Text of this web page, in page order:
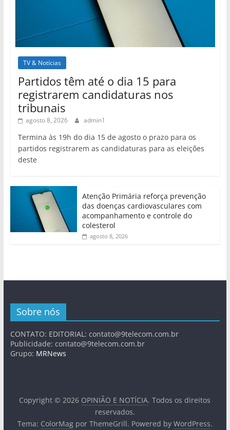
TV & Notícias
Partidos têm até o dia 15 para
registrarem candidaturas nos
tribunais
agosto 8, 2026 admin1
Termina às 19h do dia 15 de agosto o prazo para os
partidos registrarem as candidaturas para as eleições
deste
Atenção Primária reforça prevenção
das doenças cardiovasculares com
acompanhamento e controle do
colesterol
agosto 8, 2026
Sobre nós
CONTATO: EDITORIAL: contato@9telecom.com.br
Publicidade: contato@9telecom.com.br
Grupo: MRNews
Copyright © 2026 OPINIÃO E NOTÍCIA. Todos os direitos
reservados.
Tema: ColorMagpor ThemeGrill. Powered by WordPress.